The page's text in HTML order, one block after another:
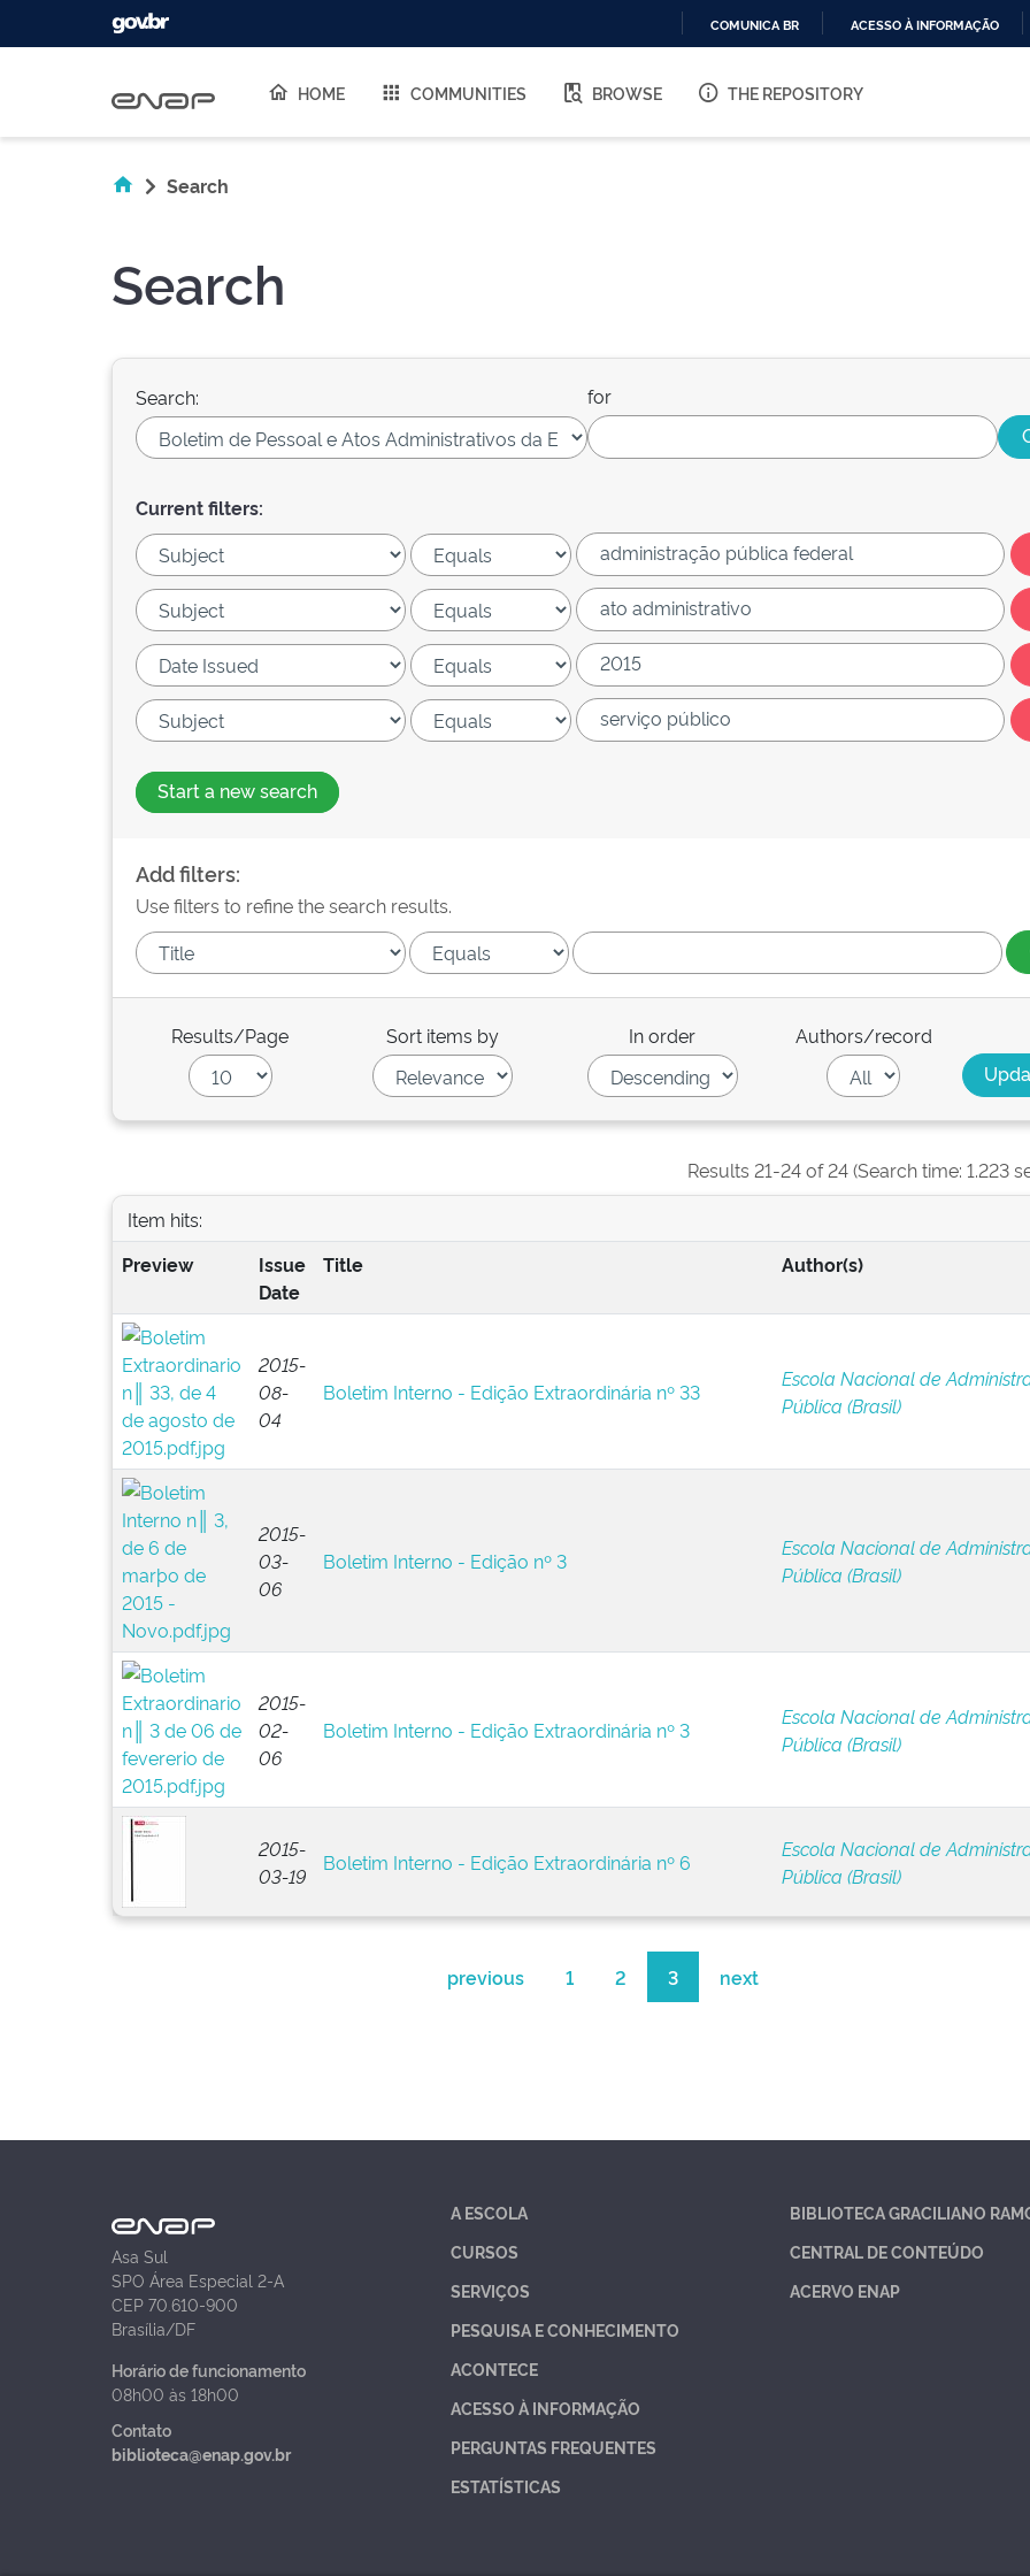
O
COMUNICA BR ACESSO À INFORMAÇÃO
HOME COMMUNITIES BROWSE THE REPOSITORY
Search
Search
Search: for
Current filters:
Start a new search
Add filters:
Use filters to refine the search results.
Results/Page Sort items by In order Authors/record
Results 21-24 of 24 (Search time: 1.223
Item hits:
Preview
Issue
Date
Title Author(s)
2015-
08-
04
Boletim Interno - Edição Extraordinária nº 33
Escola Nacional de
Pública (Brasil)
2015-
03-
06
Boletim Interno - Edição nº 3
Escola Nacional de
Pública (Brasil)
2015-
02-
06
Boletim Interno - Edição Extraordinária nº 3
Escola Nacional de
Pública (Brasil)
2015-
03-19
Boletim Interno - Edição Extraordinária nº 6
Escola Nacional de
Pública (Brasil)
previous 1 2 3 next
Asa Sul
SPO Área Especial 2-A
CEP 70.610-900
Brasília/DF
Horário de funcionamento
08h00 às 18h00
Contato
biblioteca@enap.gov.br
A ESCOLA
CURSOS
SERVIÇOS
PESQUISA E CONHECIMENTO
ACONTECE
ACESSO À INFORMAÇÃO
PERGUNTAS FREQUENTES
ESTATÍSTICAS
BIBLIOTECA GRACILIANO
CENTRAL DE CONTEÚDO
ACERVO ENAP